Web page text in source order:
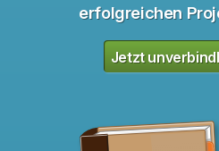
erfolgreichen
Jetzt